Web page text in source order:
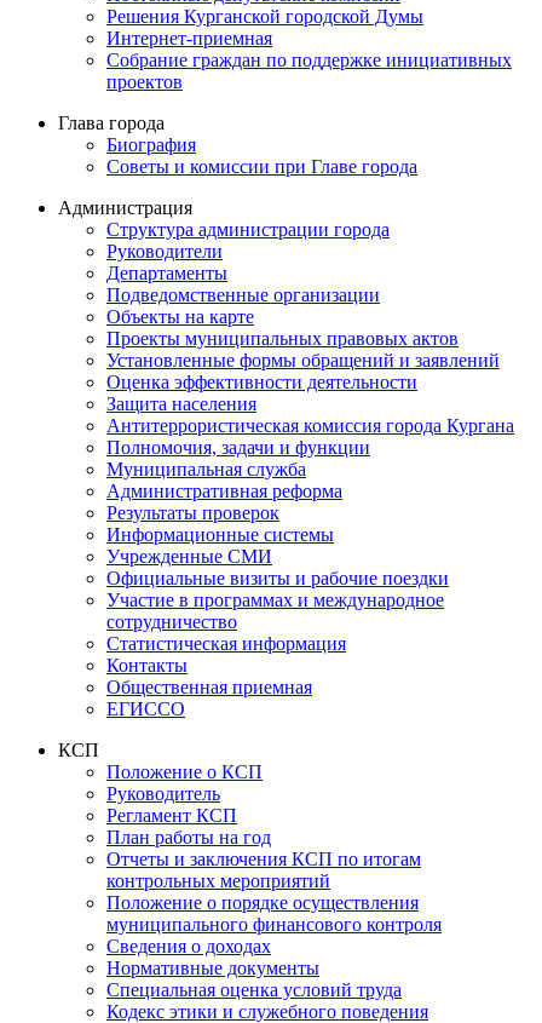
Решения Курганской городской Думы
Интернет-приемная
Собрание граждан по поддержке инициативных
проектов
Глава города
Биография
Советы и комиссии при Главе города
Администрация
Структура администрации города
Руководители
Департаменты
Подведомственные организации
Объекты на карте
Проекты муниципальных правовых актов
Установленные формы обращений и заявлений
Оценка эффективности деятельности
Защита населения
Антитеррористическая комиссия города Кургана
Полномочия, задачи и функции
Муниципальная служба
Административная реформа
Результаты проверок
Информационные системы
Учрежденные СМИ
Официальные визиты и рабочие поездки
Участие в программах и международное
сотрудничество
Статистическая информация
Контакты
Общественная приемная
ЕГИССО
КСП
Положение о КСП
Руководитель
Регламент КСП
План работы на год
Отчеты и заключения КСП по итогам
контрольных мероприятий
Положение о порядке осуществления
муниципального финансового контроля
Сведения о доходах
Нормативные документы
Специальная оценка условий труда
Кодекс этики и служебного поведения